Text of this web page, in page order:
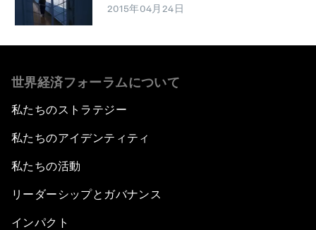
2015年04月24日
世界経済フォーラムについて
私たちのストラテジー
私たちのアイデンティティ
私たちの活動
リーダーシップとガバナンス
インパクト